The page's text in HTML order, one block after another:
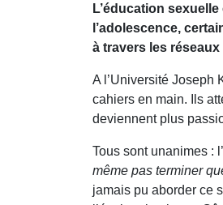
L’éducation
l’adolescence,
à travers les
A l’Université Joseph
cahiers en main. Ils
deviennent plus
Tous sont unanimes :
même pas terminer
jamais pu aborder ce